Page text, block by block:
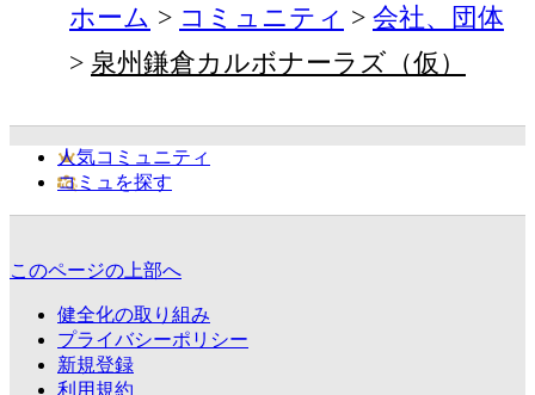
ホーム コミュニティ
会社、団体
泉州鎌倉カルボナーラズ（仮）
人気コミュニティ
コミュを探す
このページの上部へ
健全化の取り組み
プライバシーポリシー
新規登録
利用規約